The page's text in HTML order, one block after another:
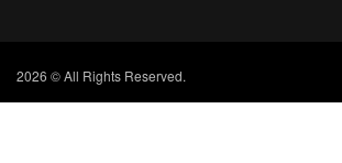
2026 © All Rights Reserved.